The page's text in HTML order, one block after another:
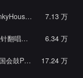
【55Y独家】花都Dj龙仔-全中文FunkyHouse音乐近期网络流行热播慢摇串烧 7.13 万
DJ阿八-全国语ProgHouse音乐大头针翻唱抖音热播专辑串烧 6.34 万
DJ宇恒Remix—《精品•车载》中文国会鼓ProgHouse [推荐]
17.24 万